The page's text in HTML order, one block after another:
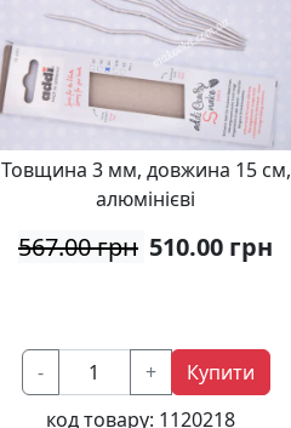
Товщина 3 мм, довжина 15 см,
алюмінієві
567.00 грн 510.00 грн
- +
Купити
код товару: 1120218